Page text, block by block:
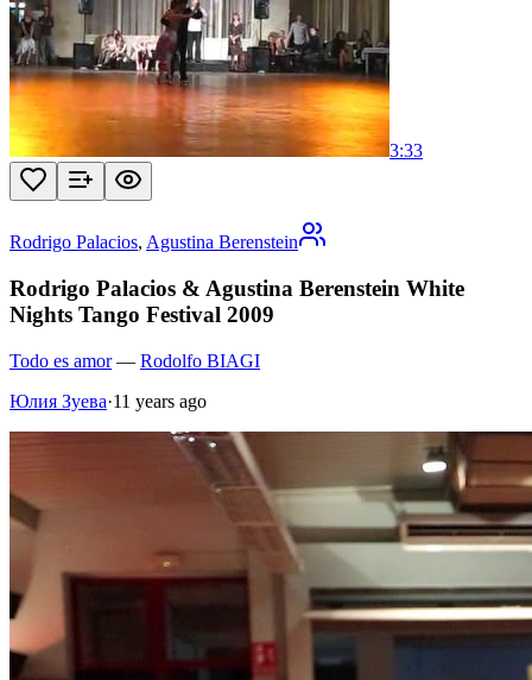
3:33
Rodrigo Palacios, Agustina Berenstein
Rodrigo Palacios & Agustina Berenstein White
Nights Tango Festival 2009
Todo es amor— Rodolfo BIAGI
Юлия Зуева·11 years ago